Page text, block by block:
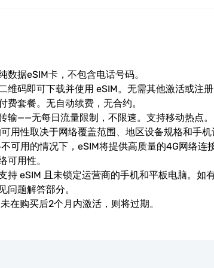
数据eSIM卡，不包含电话号码。
维码即可下载并使用 eSIM。无需其他激活或注册
费套餐。无自动续费，无合约。
输——无每日流量限制，不限速。支持移动热点。
用性取决于网络覆盖范围、地区设备规格和手机
可用的情况下，eSIM将提供高质量的4G网络连
可用性。
持 eSIM 且未锁定运营商的手机和平板电脑。如
问题解答部分。
在购买后2个月内激活，则将过期。